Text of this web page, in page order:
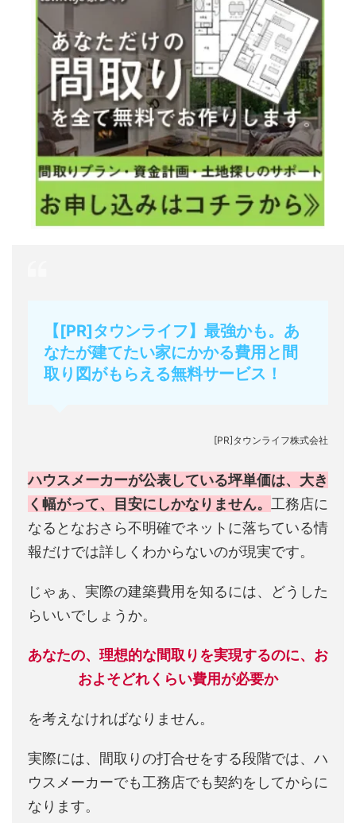
【[PR]タウンライフ】最強かも。あ
なたが建てたい家にかかる費用と間
取り図がもらえる無料サービス！
[PR]タウンライフ株式会社
ハウスメーカーが公表している坪単価は、大き
く幅がって、目安にしかなりません。 工務店に
なるとなおさら不明確でネットに落ちている情
報だけでは詳しくわからないのが現実です。
じゃぁ、実際の建築費用を知るには、どうした
らいいでしょうか。
あなたの、理想的な間取りを実現するのに、お
およそどれくらい費用が必要か
を考えなければなりません。
実際には、間取りの打合せをする段階では、ハ
ウスメーカーでも工務店でも契約をしてからに
なります。